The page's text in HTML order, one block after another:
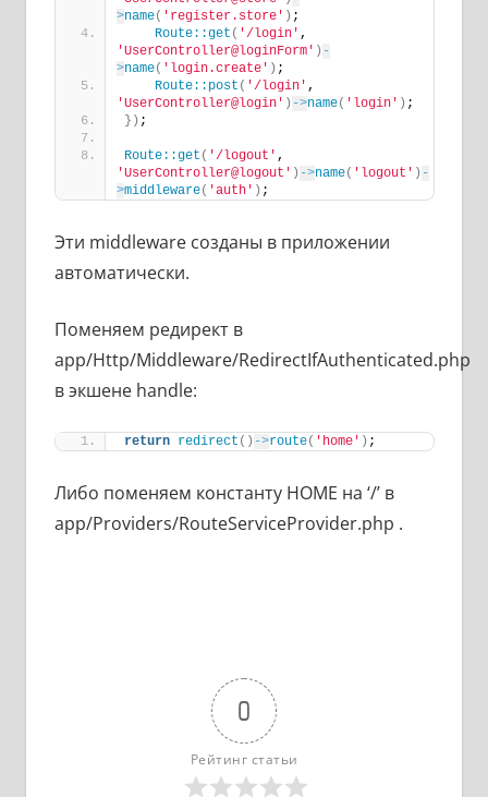
>name( 'register.store' ) ;
Route::get ( '/login'
'UserController@loginForm' ) -
>name( 'login.create' ) ;
Route::post ( '/login'
'UserController@login' ) ->name( 'login' ) ;
}) ;
Route::get ( '/logout'
'UserController@logout' ) ->name( 'logout' ) -
>middleware( 'auth' ) ;
Эти middleware созданы в приложении
автоматически.
Поменяем редирект в
app/Http/Middleware/RedirectIfAuthenticated.php
в экшене handle:
return redirect () ->route( 'home' ) ;
Либо поменяем константу HOME на ‘/’ в
app/Providers/RouteServiceProvider.php .
0
Рейтинг статьи